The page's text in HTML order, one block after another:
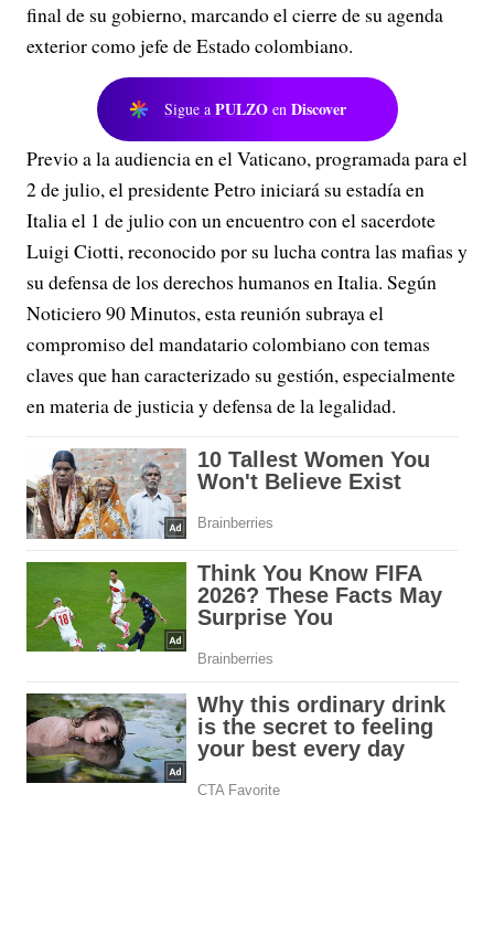
final de su gobierno, marcando el cierre de su agenda
exterior como jefe de Estado colombiano.
Sigue a PULZO en Discover
Previo a la audiencia en el Vaticano, programada para el
2 de julio, el presidente Petro iniciará su estadía en
Italia el 1 de julio con un encuentro con el sacerdote
Luigi Ciotti, reconocido por su lucha contra las mafias y
su defensa de los derechos humanos en Italia. Según
Noticiero 90 Minutos, esta reunión subraya el
compromiso del mandatario colombiano con temas
claves que han caracterizado su gestión, especialmente
en materia de justicia y defensa de la legalidad.